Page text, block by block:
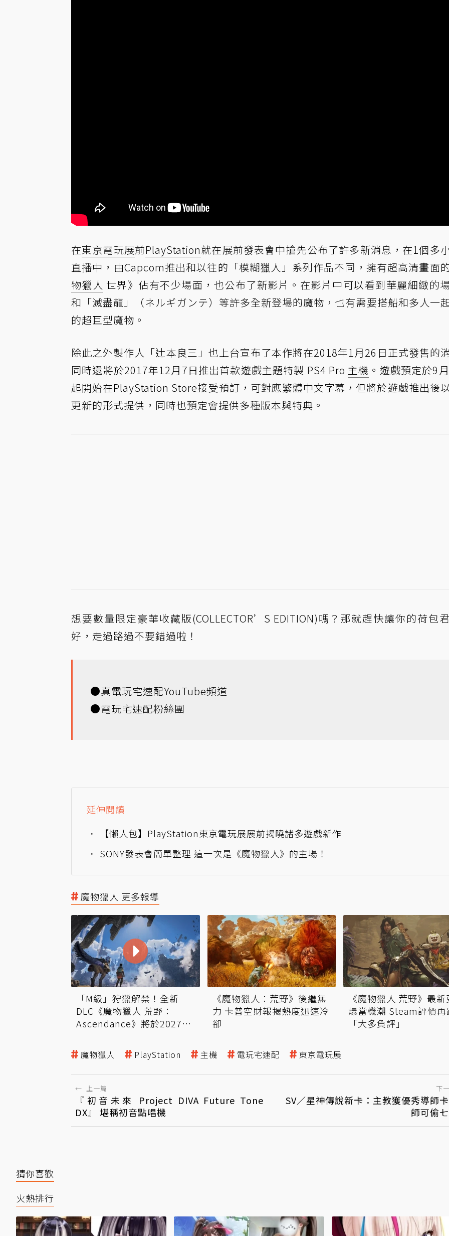
在東京電玩展前PlayStation就在展前發表會中搶先公布了許多新消息，在1個多
直播中，由Capcom推出和以往的「模糊獵人」系列作品不同，擁有超高清畫面
物獵人 世界》佔有不少場面，也公布了新影片。在影片中可以看到華麗細緻的
和「滅盡龍」（ネルギガンテ）等許多全新登場的魔物，也有需要搭船和多人一
的超巨型魔物。
除此之外製作人「辻本良三」也上台宣布了本作將在2018年1月26日正式發售的
同時還將於2017年12月7日推出首款遊戲主題特製 PS4 Pro 主機 。遊戲預定於9
起開始在PlayStation Store接受預訂，可對應繁體中文字幕，但將於遊戲推出後
更新的形式提供，同時也預定會提供多種版本與特典。
想要數量限定豪華收藏版(COLLECTOR’S EDITION)嗎？那就趕快讓你的荷包
好，走過路過不要錯過啦！
●真電玩宅速配YouTube頻道
●電玩宅速配粉絲團
延伸閱讀
【懶人包】PlayStation東京電玩展展前揭曉諸多遊戲新作
SONY發表會簡單整理 這一次是《魔物獵人》的主場！
魔物獵人 更多報導
「M級」狩獵解禁！全新
DLC《魔物獵人 荒野：
Ascendance》將於2027年
《魔物獵人：荒野》後繼無
力 卡普空財報揭熱度迅速冷
卻
《魔物獵人 荒野》最
爆當機潮 Steam評價
「大多負評」
魔物獵人 PlayStation 主機 電玩宅速配 東京電玩展
← 上一篇
『初音未來 Project DIVA Future Tone
DX』 堪稱初音點唱機
下
SV／星神傳說新卡：主教獲優秀導師
師可偷
猜你喜歡
火熱排行